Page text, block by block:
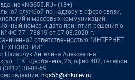
«NGS55.RU» (18+)
службой по надзору в сфере связи,
и массовых коммуникаций
номер и дата принятия решения о
ФС 77 - 78819 от 07.08.2020 г.
ответственностью "ИНТЕРНЕТ
ТЕХНОЛОГИИ"
Назарчук Ангелина Алексеевна
ул. Т. К. Щербанева, 25, офис 402, телефон
(3812) 38-08-69
редакции: ngs55@shkulev.ru